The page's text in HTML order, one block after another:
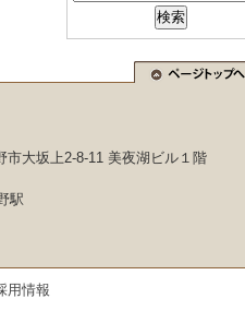
大坂上2-8-11 美夜湖ビル１階
駅
用情報